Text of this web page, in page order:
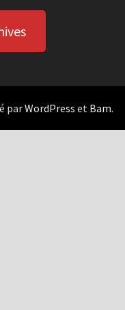
parWordPress et Bam.